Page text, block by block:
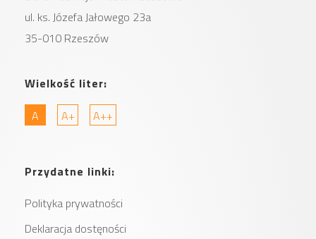
ul. ks. Józefa Jałowego 23a
35-010 Rzeszów
Wielkość liter:
A
A+ A++
Przydatne linki:
Polityka prywatności
Deklaracja dostęności